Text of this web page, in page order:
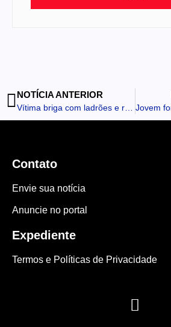
NOTÍCIA ANTERIOR
Contato
Envie sua notícia
Anuncie no portal
Expediente
Termos e Políticas de Privacidade